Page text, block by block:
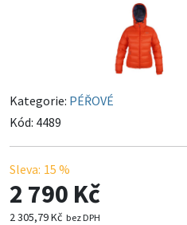
Kategorie: PÉŘOVÉ
Kód: 4489
Sleva: 15 %
2 790 Kč
2 305,79 Kč bez DPH